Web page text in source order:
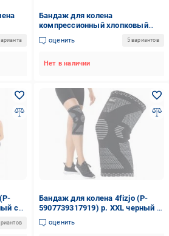
Бандаж для колена
компрессионный хлопковый
Торос-Груп р. XXL белый
оценить 5 вариантов
Нет в наличии
с
Бандаж для колена 4fizjo (P-
5907739317919) р. XXL черный с
серым
оценить